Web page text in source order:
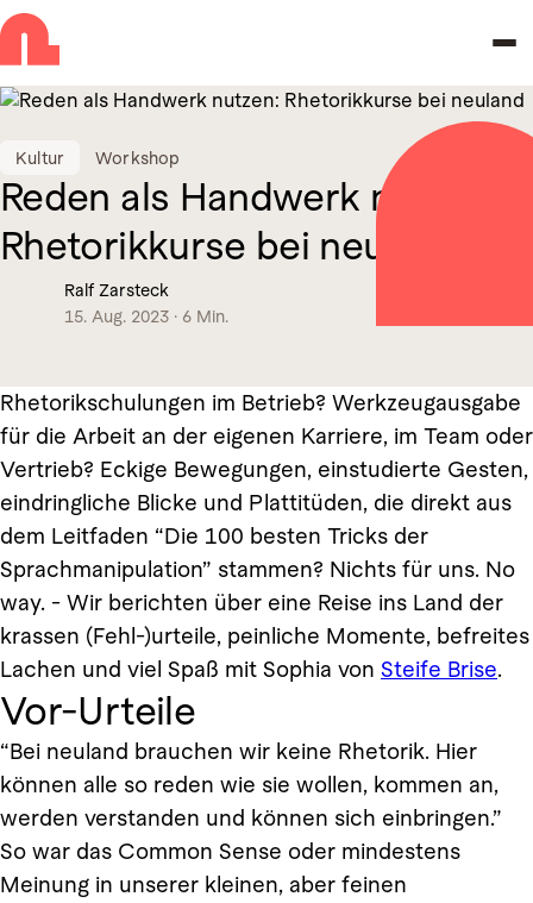
Zur Navigation springen
Zu den Hauptinhalten springen
Kultur Workshop
Reden als Handwerk nutzen:
Rhetorikkurse bei neuland
Ralf Zarsteck
15. Aug. 2023 · 6 Min.
Rhetorikschulungen im Betrieb? Werkzeugausgabe
für die Arbeit an der eigenen Karriere, im Team oder
Vertrieb? Eckige Bewegungen, einstudierte Gesten,
eindringliche Blicke und Plattitüden, die direkt aus
dem Leitfaden “Die 100 besten Tricks der
Sprachmanipulation” stammen? Nichts für uns. No
way. - Wir berichten über eine Reise ins Land der
krassen (Fehl-)urteile, peinliche Momente, befreites
Lachen und viel Spaß mit Sophia von Steife Brise.
Vor-Urteile
“Bei neuland brauchen wir keine Rhetorik. Hier
können alle so reden wie sie wollen, kommen an,
werden verstanden und können sich einbringen.”
So war das Common Sense oder mindestens
Meinung in unserer kleinen, aber feinen